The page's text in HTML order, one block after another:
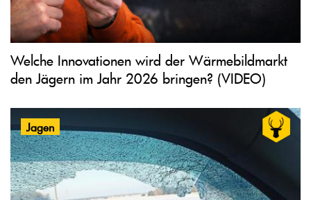
Welche Innovationen wird der Wärmebildmarkt
den Jägern im Jahr 2026 bringen? (VIDEO)
Jagen